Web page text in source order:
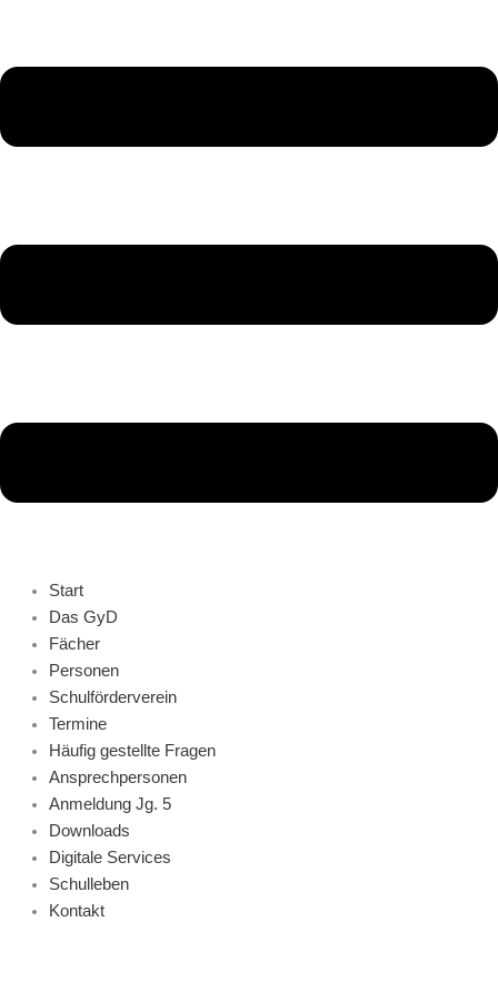
Start
Das GyD
Fächer
Personen
Schulförderverein
Termine
Häufig gestellte Fragen
Ansprechpersonen
Anmeldung Jg. 5
Downloads
Digitale Services
Schulleben
Kontakt